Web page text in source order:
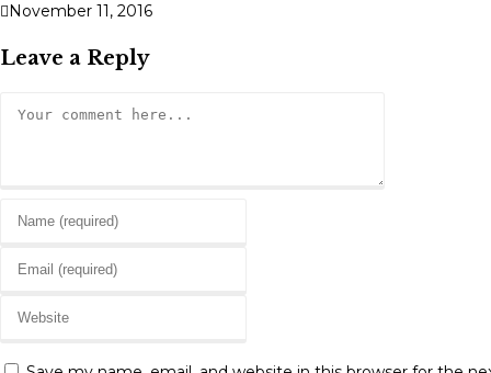
November 11, 2016
Leave a Reply
Enter
name
username
Enter
email
to
Enter
website